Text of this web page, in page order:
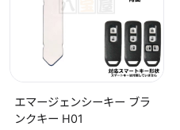
エマージェンシーキー ブラ
ンクキー H01